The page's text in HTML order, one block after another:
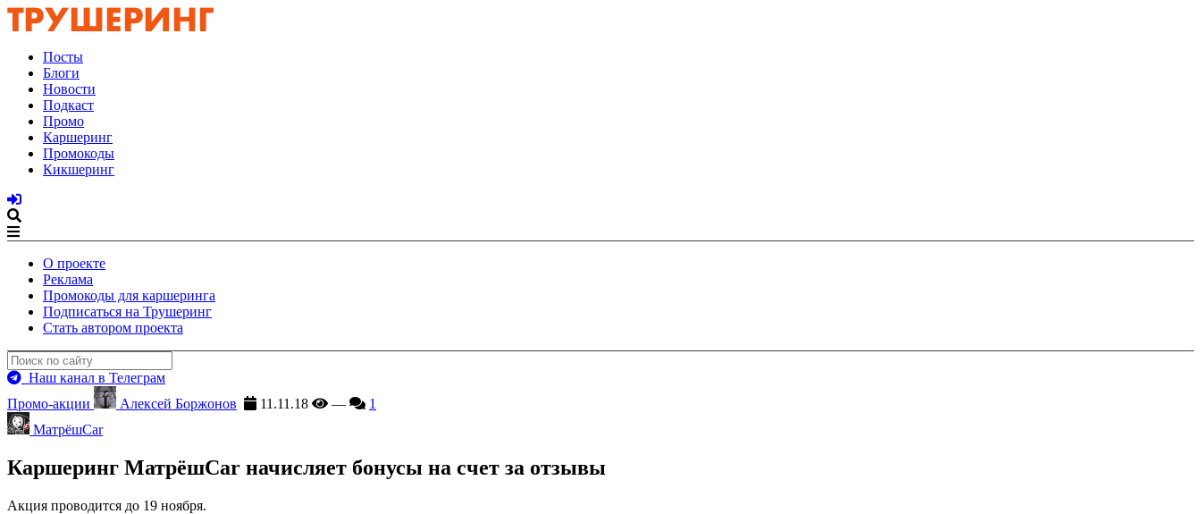
Посты
Блоги
Новости
Подкаст
Промо
Каршеринг
Промокоды
Кикшеринг
О проекте
Реклама
Промокоды для каршеринга
Подписаться на Трушеринг
Стать автором проекта
Наш канал в Телеграм
Промо-акции
Алексей Боржонов 11.11.18 —
1
МатрёшCar
Каршеринг МатрёшCar начисляет бонусы на счет за отзывы
Акция проводится до 19 ноября.